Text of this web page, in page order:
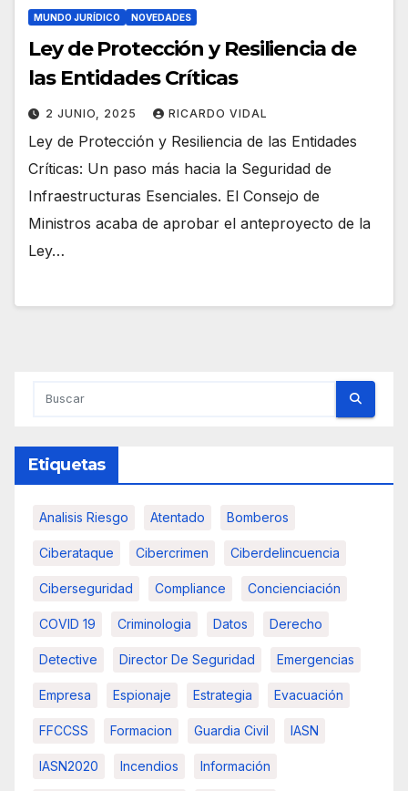
MUNDO JURÍDICO NOVEDADES
Ley de Protección y Resiliencia de
las Entidades Críticas
2 JUNIO, 2025 RICARDO VIDAL
Ley de Protección y Resiliencia de las Entidades
Críticas: Un paso más hacia la Seguridad de
Infraestructuras Esenciales. El Consejo de
Ministros acaba de aprobar el anteproyecto de la
Ley…
Etiquetas
Analisis Riesgo Atentado Bomberos
Ciberataque Cibercrimen Ciberdelincuencia
Ciberseguridad Compliance Concienciación
COVID 19 Criminologia Datos Derecho
Detective Director De Seguridad Emergencias
Empresa Espionaje Estrategia Evacuación
FFCCSS Formacion Guardia Civil IASN
IASN2020 Incendios Información